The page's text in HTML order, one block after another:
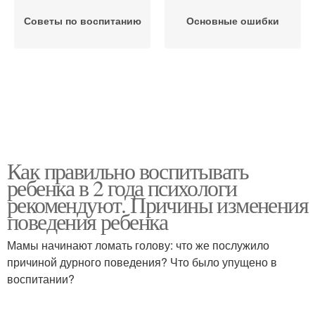
Советы по воспитанию Основные ошибки
Как правильно воспитывать
ребенка в 2 года психологи
рекомендуют. Причины изменения
поведения ребенка
Мамы начинают ломать голову: что же послужило
причиной дурного поведения? Что было упущено в
воспитании?